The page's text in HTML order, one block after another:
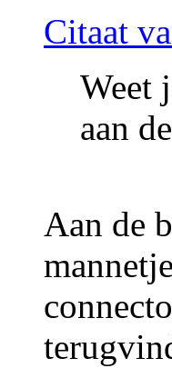
Citaat
Weet
aan
Aan de